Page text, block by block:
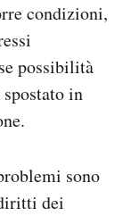
condizioni,
possibilità
in
sono
dei